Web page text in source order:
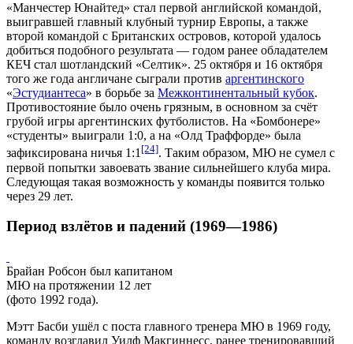
«Манчестер Юнайтед» стал первой английской командой,
выигравшей главный клубный турнир Европы, а также
второй командой с Британских островов, которой удалось
добиться подобного результата — годом ранее обладателем
КЕЧ стал шотландский «Селтик». 25 октября и 16 октября
того же года англичане сыграли против аргентинского
«Эстудиантеса» в борьбе за Межконтинентальный кубок.
Противостояние было очень грязным, в основном за счёт
грубой игры аргентинских футболистов. На «Бомбонере»
«студенты» выиграли 1:0, а на «Олд Траффорде» была
зафиксирована ничья 1:1[24]. Таким образом, МЮ не сумел с
первой попытки завоевать звание сильнейшего клуба мира.
Следующая такая возможность у команды появится только
через 29 лет.
Период взлётов и падений (1969—1986)
Брайан Робсон был капитаном
МЮ на протяжении 12 лет
(фото 1992 года).
Мэтт Басби ушёл с поста главного тренера МЮ в 1969 году,
команду возглавил Уилф Макгиннесс, ранее тренировавший